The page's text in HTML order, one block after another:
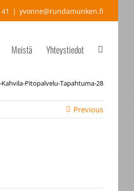
| yvonne@rundamunken.fi
Meistä Yhteystiedot
Pitopalvelu-Tapahtuma-28
Previous